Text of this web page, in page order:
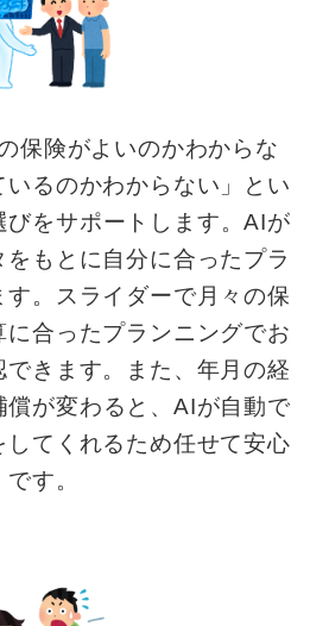
保険がよいのかわからな
るのかわからない」とい
びをサポートします。AIが
もとに自分に合ったプラ
。スライダーで月々の保
合ったプランニングでお
きます。また、年月の経
が変わると、AIが自動で
してくれるため任せて安心
です。